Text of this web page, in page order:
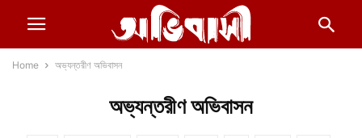
Home অভ্যন্তরীণ অভিবাসন
অভ্যন্তরীণ অভিবাসন